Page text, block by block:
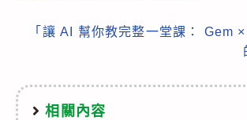
「讓 AI 幫你教完整一堂課： Gem
相關內容